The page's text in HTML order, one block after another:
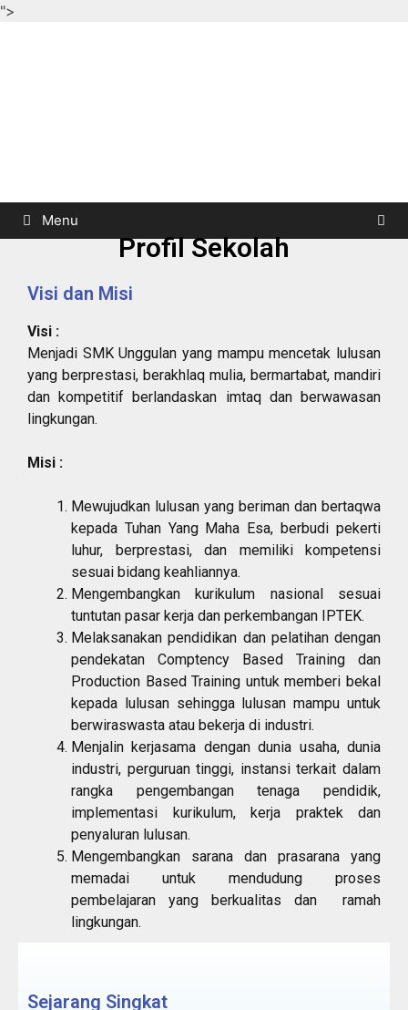
">
Menu
Profil Sekolah
Visi dan Misi
Visi :
Menjadi SMK Unggulan yang mampu mencetak lulusan
yang berprestasi, berakhlaq mulia, bermartabat, mandiri
dan kompetitif berlandaskan imtaq dan berwawasan
lingkungan.
Misi :
Mewujudkan lulusan yang beriman dan bertaqwa
kepada Tuhan Yang Maha Esa, berbudi pekerti
luhur, berprestasi, dan memiliki kompetensi
sesuai bidang keahliannya.
Mengembangkan kurikulum nasional sesuai
tuntutan pasar kerja dan perkembangan IPTEK.
Melaksanakan pendidikan dan pelatihan dengan
pendekatan Comptency Based Training dan
Production Based Training untuk memberi bekal
kepada lulusan sehingga lulusan mampu untuk
berwiraswasta atau bekerja di industri.
Menjalin kerjasama dengan dunia usaha, dunia
industri, perguruan tinggi, instansi terkait dalam
rangka pengembangan tenaga pendidik,
implementasi kurikulum, kerja praktek dan
penyaluran lulusan.
Mengembangkan sarana dan prasarana yang
memadai untuk mendudung proses
pembelajaran yang berkualitas dan ramah
lingkungan.
Sejarang Singkat